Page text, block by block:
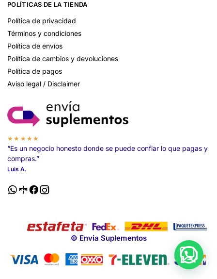
POLÍTICAS DE LA TIENDA
Política de privacidad
Términos y condiciones
Política de envíos
Política de cambios y devoluciones
Política de pagos
Aviso legal / Disclaimer
★★★★★
“Es un negocio honesto donde se puede confiar lo que pagas y
compras.”
Luis A.
© Envia Suplementos